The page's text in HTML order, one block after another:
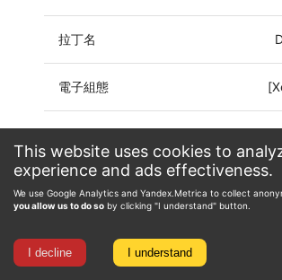
This website uses cookies to
experience and ads effectiveness.
We use Google Analytics and Yandex.Metrica to collect
you allow us to do so by clicking "I understand" button.
I decline I understand
拉丁名
電子組態